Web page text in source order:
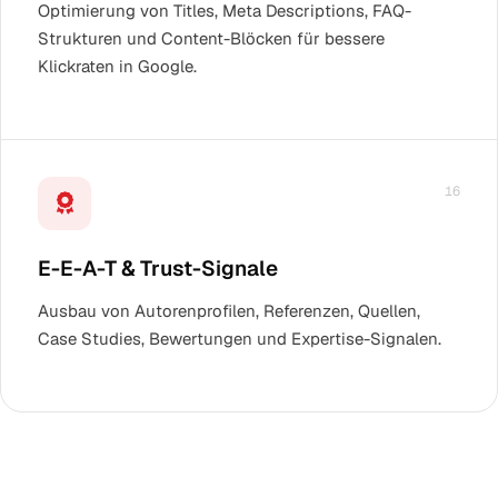
Optimierung von Titles, Meta Descriptions, FAQ-
Strukturen und Content-Blöcken für bessere
Klickraten in Google.
16
E-E-A-T & Trust-Signale
Ausbau von Autorenprofilen, Referenzen, Quellen,
Case Studies, Bewertungen und Expertise-Signalen.